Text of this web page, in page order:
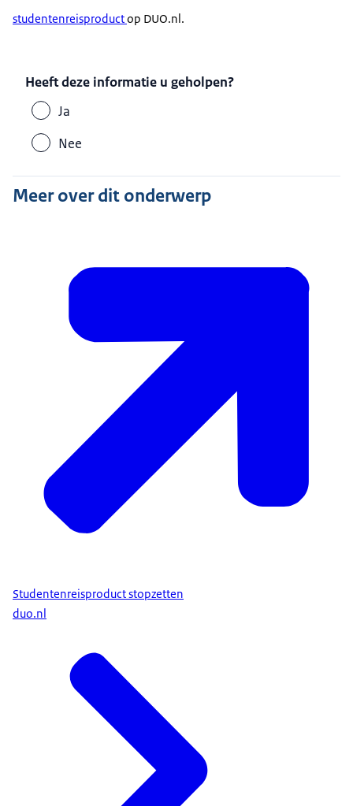
studentenreisproductop DUO.nl.
Heeft deze informatie u geholpen?
Ja
Nee
Meer over dit onderwerp
Studentenreisproduct stopzetten
duo.nl